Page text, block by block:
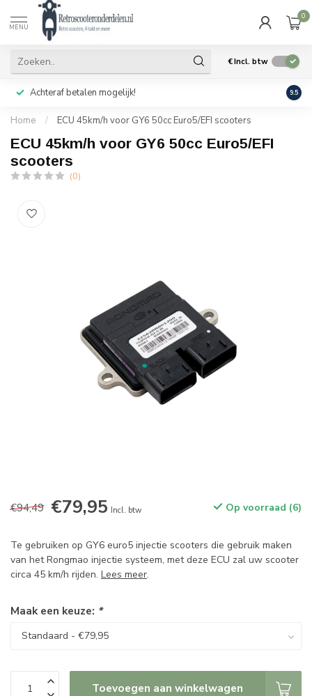
MENU
0
€Incl. btw
Achteraf betalen mogelijk! Geen
9.5
Home / ECU 45km/h voor GY6 50cc Euro5/EFI scooters
ECU 45km/h voor GY6 50cc Euro5/EFI
scooters
(0)
€94,49 €79,95 Incl. btw Op voorraad (6)
Te gebruiken op GY6 euro5 injectie scooters die gebruik maken
van het Rongmao injectie systeem, met deze ECU zal uw scooter
circa 45 km/h rijden. Lees meer.
Maak een keuze: *
Toevoegen aan winkelwagen